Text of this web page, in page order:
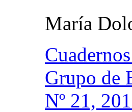
María
Grupo de
Nº 21,